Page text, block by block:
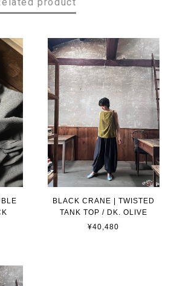
BLACK CRANE | TWISTED
TANK TOP / DK. OLIVE
¥40,480